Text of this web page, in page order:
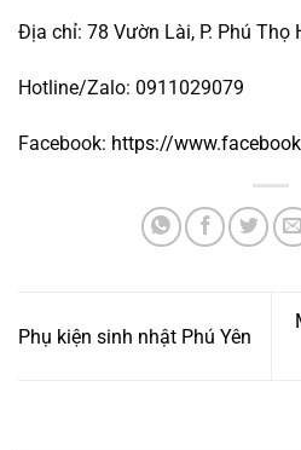
Địa chỉ: 78 Vườn Lài, P. Phú Thọ
Hotline/Zalo: 0911029079
Facebook: https://
Phụ kiện sinh nhật Phú Yên